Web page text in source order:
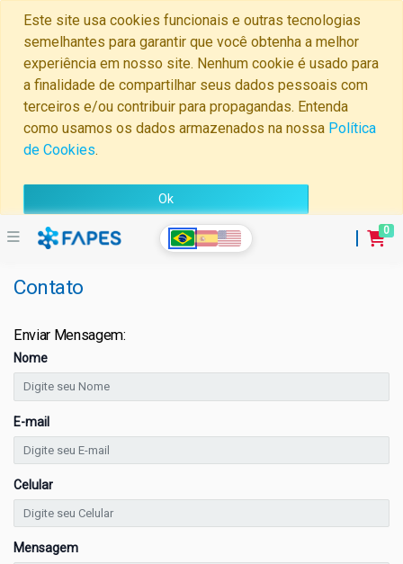
Este site usa cookies funcionais e outras tecnologias
semelhantes para garantir que você obtenha a melhor
experiência em nosso site. Nenhum cookie é usado para
a finalidade de compartilhar seus dados pessoais com
terceiros e/ou contribuir para propagandas. Entenda
como usamos os dados armazenados na nossa Política
de Cookies.
Ok
0
Home
Conta
Perguntas
Frequentes
Contato
Sair
Contato
Enviar Mensagem:
Nome
E-mail
Celular
Mensagem